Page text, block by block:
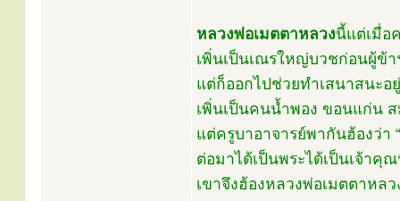
หลวงพ่อเมตตาหลวงนี้แต่เมื่อ
เพิ่นเป็นเณรใหญ่บวชก่อนผู้ข้
แต่ก็ออกไปช่วยทำเสนาสนะอ
เพิ่นเป็นคนน้ำพอง ขอนแก่น ส
แต่ครูบาอาจารย์พากันฮ้องว่า
ต่อมาได้เป็นพระได้เป็นเจ้าคุ
เขาจึงฮ้องหลวงพ่อเมตตาหล